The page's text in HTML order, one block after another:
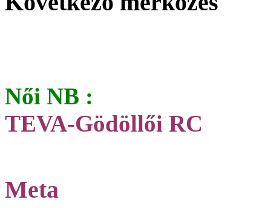
Női NB :
TEVA-Gödöllői RC
Meta